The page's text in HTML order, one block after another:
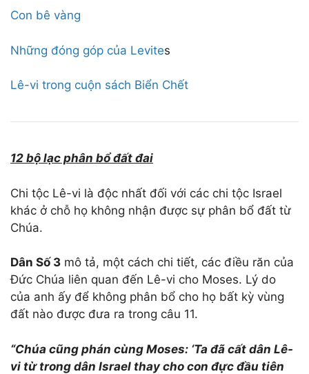
Con bê vàng
Những đóng góp của Levites
Lê-vi trong cuộn sách Biển Chết
12 bộ lạc phân bổ đất đai
Chi tộc Lê-vi là độc nhất đối với các chi tộc Israel
khác ở chỗ họ không nhận được sự phân bổ đất từ
Chúa.
Dân Số 3 mô tả, một cách chi tiết, các điều răn của
Đức Chúa liên quan đến Lê-vi cho Moses. Lý do
của anh ấy để không phân bổ cho họ bất kỳ vùng
đất nào được đưa ra trong câu 11.
“Chúa cũng phán cùng Moses: ‘Ta đã cất dân Lê-
vi từ trong dân Israel thay cho con đực đầu tiên